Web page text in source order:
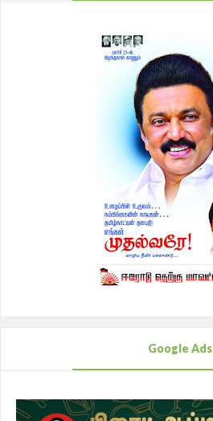
Google Ads